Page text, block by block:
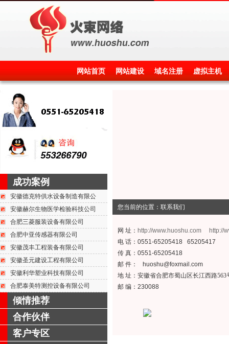
网站首页 网站建设 域名注册 虚拟主机
成功案例
安徽德克特供水设备制造有限公
安徽赫尔生物医学检验科技公司
合肥三菱服装设备有限公司
合肥中亚传感器有限公司
安徽茂丰工程装备有限公司
安徽圣元建设工程有限公司
安徽利华塑业科技有限公司
合肥泰美特测控设备有限公司
倾情推荐
合作伙伴
客户专区
您当前的位置：联系我们
网 址： http://www.huoshu.com
http://
电 话：0551-65205418 65205417
传 真：0551-65205418
邮 件：
huoshu@foxmail.com
地 址： 安徽省合肥市蜀山区长江西路563
邮 编：230088